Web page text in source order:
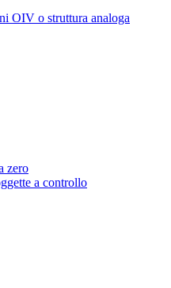
OIV o struttura analoga
zero
a controllo